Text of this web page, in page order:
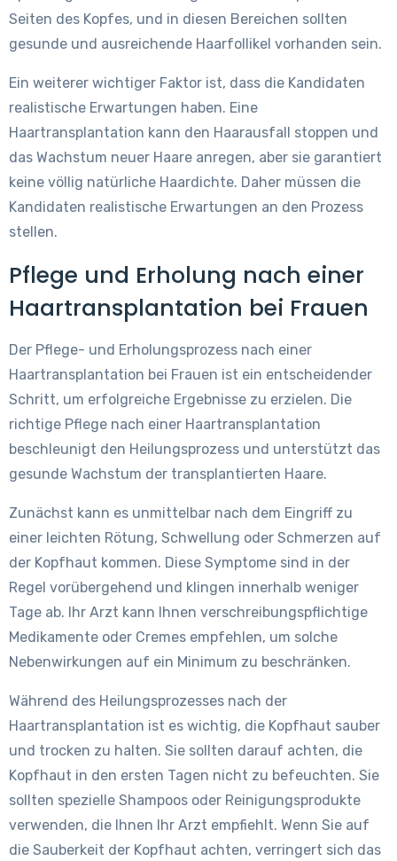
Seiten des Kopfes, und in diesen Bereichen sollten
gesunde und ausreichende Haarfollikel vorhanden sein.
Ein weiterer wichtiger Faktor ist, dass die Kandidaten
realistische Erwartungen haben. Eine
Haartransplantation kann den Haarausfall stoppen und
das Wachstum neuer Haare anregen, aber sie garantiert
keine völlig natürliche Haardichte. Daher müssen die
Kandidaten realistische Erwartungen an den Prozess
stellen.
Pflege und Erholung nach einer
Haartransplantation bei Frauen
Der Pflege- und Erholungsprozess nach einer
Haartransplantation bei Frauen ist ein entscheidender
Schritt, um erfolgreiche Ergebnisse zu erzielen. Die
richtige Pflege nach einer Haartransplantation
beschleunigt den Heilungsprozess und unterstützt das
gesunde Wachstum der transplantierten Haare.
Zunächst kann es unmittelbar nach dem Eingriff zu
einer leichten Rötung, Schwellung oder Schmerzen auf
der Kopfhaut kommen. Diese Symptome sind in der
Regel vorübergehend und klingen innerhalb weniger
Tage ab. Ihr Arzt kann Ihnen verschreibungspflichtige
Medikamente oder Cremes empfehlen, um solche
Nebenwirkungen auf ein Minimum zu beschränken.
Während des Heilungsprozesses nach der
Haartransplantation ist es wichtig, die Kopfhaut sauber
und trocken zu halten. Sie sollten darauf achten, die
Kopfhaut in den ersten Tagen nicht zu befeuchten. Sie
sollten spezielle Shampoos oder Reinigungsprodukte
verwenden, die Ihnen Ihr Arzt empfiehlt. Wenn Sie auf
die Sauberkeit der Kopfhaut achten, verringert sich das